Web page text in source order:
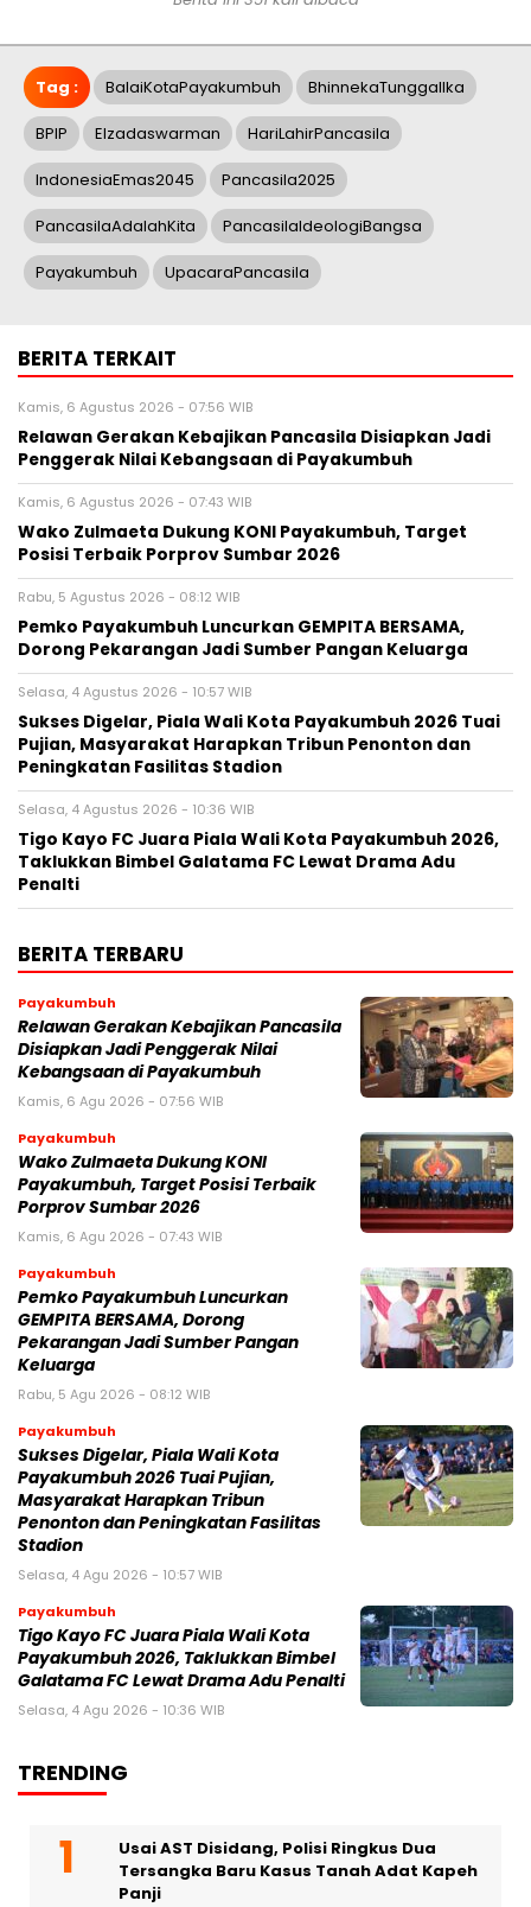
Tag : BalaiKotaPayakumbuh BhinnekaTunggalIka
BPIP Elzadaswarman HariLahirPancasila
IndonesiaEmas2045 Pancasila2025
PancasilaAdalahKita PancasilaIdeologiBangsa
Payakumbuh UpacaraPancasila
BERITA TERKAIT
Kamis, 6 Agustus 2026 - 07:56 WIB
Relawan Gerakan Kebajikan Pancasila Disiapkan Jadi
Penggerak Nilai Kebangsaan di Payakumbuh
Kamis, 6 Agustus 2026 - 07:43 WIB
Wako Zulmaeta Dukung KONI Payakumbuh, Target
Posisi Terbaik Porprov Sumbar 2026
Rabu, 5 Agustus 2026 - 08:12 WIB
Pemko Payakumbuh Luncurkan GEMPITA BERSAMA,
Dorong Pekarangan Jadi Sumber Pangan Keluarga
Selasa, 4 Agustus 2026 - 10:57 WIB
Sukses Digelar, Piala Wali Kota Payakumbuh 2026 Tuai
Pujian, Masyarakat Harapkan Tribun Penonton dan
Peningkatan Fasilitas Stadion
Selasa, 4 Agustus 2026 - 10:36 WIB
Tigo Kayo FC Juara Piala Wali Kota Payakumbuh 2026,
Taklukkan Bimbel Galatama FC Lewat Drama Adu
Penalti
BERITA TERBARU
Payakumbuh
Relawan Gerakan Kebajikan Pancasila
Disiapkan Jadi Penggerak Nilai
Kebangsaan di Payakumbuh
Kamis, 6 Agu 2026 - 07:56 WIB
Payakumbuh
Wako Zulmaeta Dukung KONI
Payakumbuh, Target Posisi Terbaik
Porprov Sumbar 2026
Kamis, 6 Agu 2026 - 07:43 WIB
Payakumbuh
Pemko Payakumbuh Luncurkan
GEMPITA BERSAMA, Dorong
Pekarangan Jadi Sumber Pangan
Keluarga
Rabu, 5 Agu 2026 - 08:12 WIB
Payakumbuh
Sukses Digelar, Piala Wali Kota
Payakumbuh 2026 Tuai Pujian,
Masyarakat Harapkan Tribun
Penonton dan Peningkatan Fasilitas
Stadion
Selasa, 4 Agu 2026 - 10:57 WIB
Payakumbuh
Tigo Kayo FC Juara Piala Wali Kota
Payakumbuh 2026, Taklukkan Bimbel
Galatama FC Lewat Drama Adu Penalti
Selasa, 4 Agu 2026 - 10:36 WIB
TRENDING
Usai AST Disidang, Polisi Ringkus Dua
Tersangka Baru Kasus Tanah Adat Kapeh
Panji